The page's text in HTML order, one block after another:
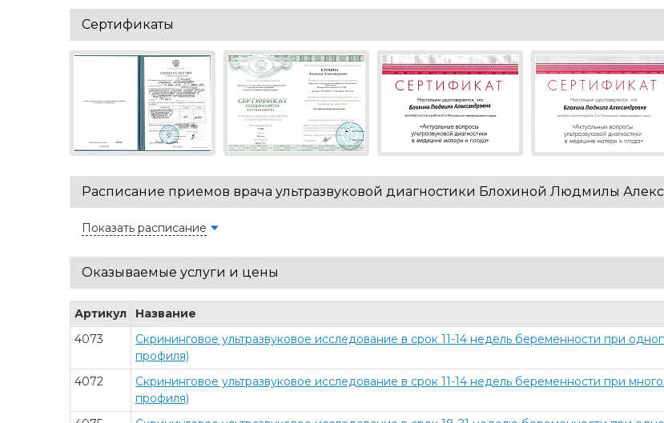
Сертификаты
Расписание приемов врача ультразвуковой диагностики Блохиной Людмилы
Показать расписание
Оказываемые услуги и цены
Артикул Название
4073
Скрининговое ультразвуковое исследование в срок 11-14 недель беременности при
профиля)
4072
Скрининговое ультразвуковое исследование в срок 11-14 недель беременности при
профиля)